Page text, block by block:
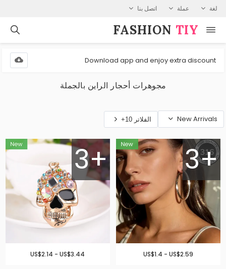
لغة عملة اتصل بنا
FASHION⁠ TIY
Download app and enjoy extra discount
مجوهرات أحجار الراين بالجملة
New Arrivals الفلاتر 10+
3+
US$1.4 - US$2.59
3+
US$2.14 - US$3.44